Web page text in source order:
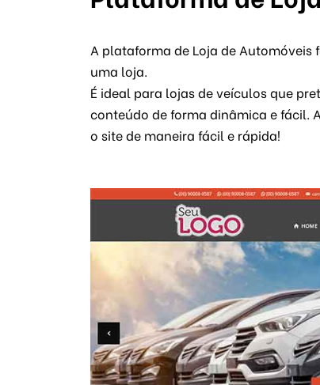
A plataforma de Loja de
uma loja.
É ideal para lojas de veículos que
conteúdo de forma dinâmica e fácil.
o site de maneira fácil e rápida!